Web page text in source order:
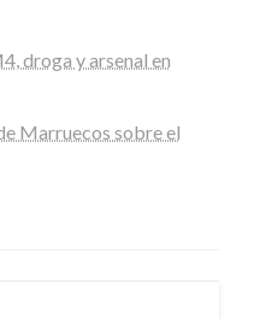
droga y arsenal en
Marruecos sobre el